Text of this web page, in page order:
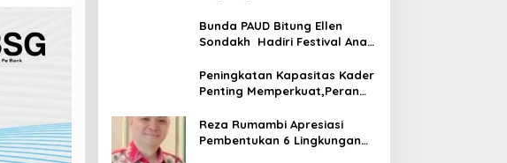
Bunda PAUD Bitung Ellen
Sondakh Hadiri Festival Anak
Peningkatan Kapasitas Kader
Penting Memperkuat,Peran
Reza Rumambi Apresiasi
Pembentukan 6 Lingkungan